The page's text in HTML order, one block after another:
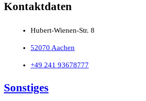
Kontaktdaten
Hubert-Wienen-Str. 8
52070 Aachen
+49 241 93678777
Sonstiges